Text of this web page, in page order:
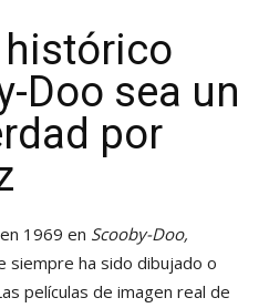
histórico
Doo sea un
por
1969 en Scooby-Doo,
siempre ha sido dibujado o
películas de imagen real de